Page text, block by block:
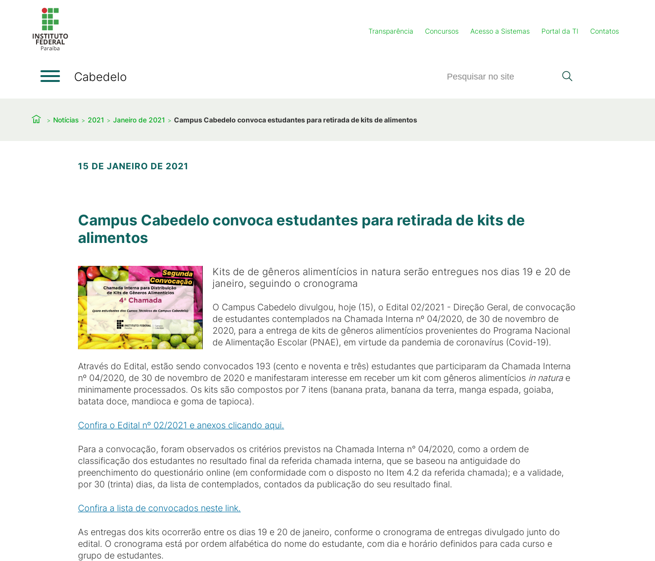
Transparência Concursos Acesso a Sistemas Portal da TI Contatos
Cabedelo
Notícias 2021 Janeiro de 2021 Campus Cabedelo convoca estudantes para retirada de kits de alimentos
15 DE JANEIRO DE 2021
Campus Cabedelo convoca estudantes para retirada de kits de
alimentos
Kits de de gêneros alimentícios in natura serão entregues nos dias 19 e 20 de
janeiro, seguindo o cronograma
O Campus Cabedelo divulgou, hoje (15), o Edital 02/2021 - Direção Geral, de convocação
de estudantes contemplados na Chamada Interna nº 04/2020, de 30 de novembro de
2020, para a entrega de kits de gêneros alimentícios provenientes do Programa Nacional
de Alimentação Escolar (PNAE), em virtude da pandemia de coronavírus (Covid-19).
Através do Edital, estão sendo convocados 193 (cento e noventa e três) estudantes que participaram da Chamada Interna
nº 04/2020, de 30 de novembro de 2020 e manifestaram interesse em receber um kit com gêneros alimentícios in naturae
minimamente processados. Os kits são compostos por 7 itens (banana prata, banana da terra, manga espada, goiaba,
batata doce, mandioca e goma de tapioca).
Confira o Edital nº 02/2021 e anexos clicando aqui.
Para a convocação, foram observados os critérios previstos na Chamada Interna n° 04/2020, como a ordem de
classificação dos estudantes no resultado final da referida chamada interna, que se baseou na antiguidade do
preenchimento do questionário online (em conformidade com o disposto no Item 4.2 da referida chamada); e a validade,
por 30 (trinta) dias, da lista de contemplados, contados da publicação do seu resultado final.
Confira a lista de convocados neste link.
As entregas dos kits ocorrerão entre os dias 19 e 20 de janeiro, conforme o cronograma de entregas divulgado junto do
edital. O cronograma está por ordem alfabética do nome do estudante, com dia e horário definidos para cada curso e
grupo de estudantes.